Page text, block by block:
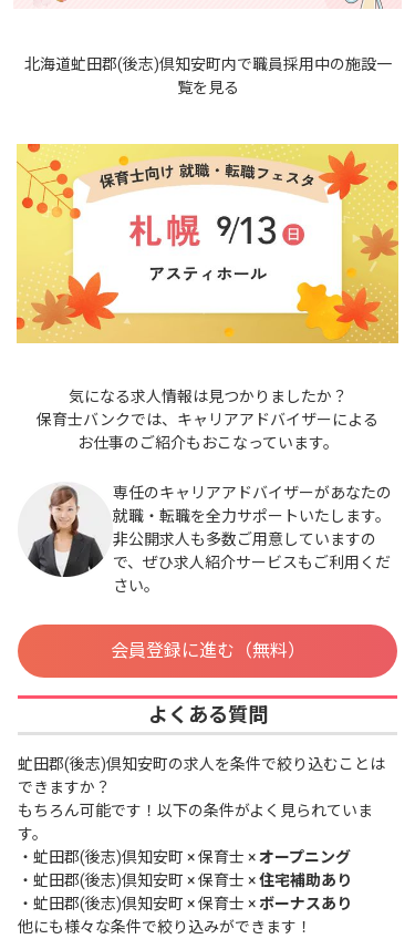
北海道虻田郡(後志)倶知安町内で職員採用中の施設一
覧を見る
気になる求人情報は見つかりましたか？
保育士バンクでは、キャリアアドバイザーによる
お仕事のご紹介もおこなっています。
専任のキャリアアドバイザーがあなたの
就職・転職を全力サポートいたします。
非公開求人も多数ご用意していますの
で、ぜひ求人紹介サービスもご利用くだ
さい。
会員登録に進む（無料）
よくある質問
虻田郡(後志)倶知安町の求人を条件で絞り込むことは
できますか？
もちろん可能です！以下の条件がよく見られていま
す。
・ 虻田郡(後志)倶知安町 × 保育士 ×オープニング
・ 虻田郡(後志)倶知安町 × 保育士 ×住宅補助あり
・ 虻田郡(後志)倶知安町 × 保育士 ×ボーナスあり
他にも様々な条件で絞り込みができます！